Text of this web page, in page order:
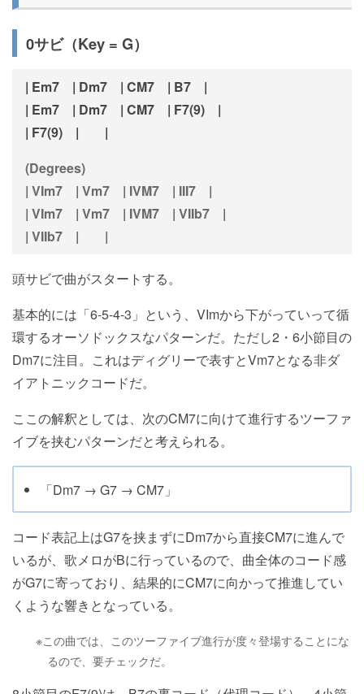
0サビ（Key = G）
| Em7 | Dm7 | CM7 | B7 |
| Em7 | Dm7 | CM7 | F7(9) |
| F7(9) | |
(Degrees)
| VIm7 | Vm7 | IVM7 | III7 |
| VIm7 | Vm7 | IVM7 | VIIb7 |
| VIIb7 | |
頭サビで曲がスタートする。
基本的には「6-5-4-3」という、VImから下がっていって循
環するオーソドックスなパターンだ。ただし2・6小節目の
Dm7に注目。これはディグリーで表すとVm7となる非ダ
イアトニックコードだ。
ここの解釈としては、次のCM7に向けて進行するツーファ
イブを挟むパターンだと考えられる。
「Dm7 → G7 → CM7」
コード表記上はG7を挟まずにDm7から直接CM7に進んで
いるが、歌メロがBに行っているので、曲全体のコード感
がG7に寄っており、結果的にCM7に向かって推進してい
くような響きとなっている。
※この曲では、このツーファイブ進行が度々登場することにな
るので、要チェックだ。